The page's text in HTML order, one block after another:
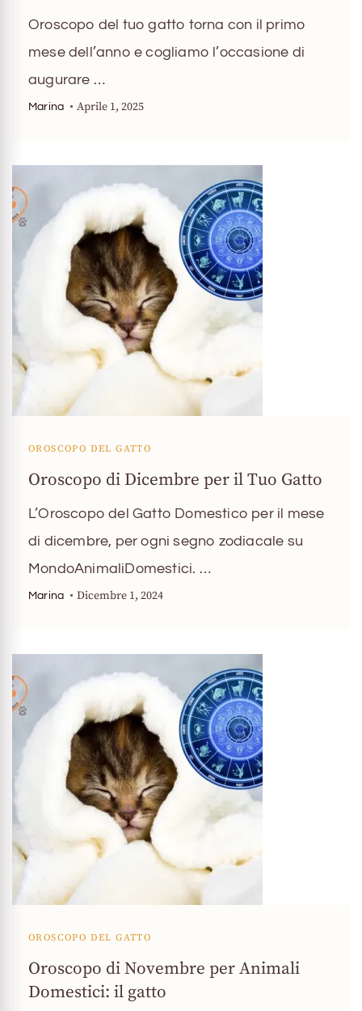
Oroscopo del tuo gatto torna con il primo
mese dell’anno e cogliamo l’occasione di
augurare …
Marina Aprile 1, 2025
OROSCOPO DEL GATTO
Oroscopo di Dicembre per il Tuo Gatto
L’Oroscopo del Gatto Domestico per il mese
di dicembre, per ogni segno zodiacale su
MondoAnimaliDomestici. …
Marina Dicembre 1, 2024
OROSCOPO DEL GATTO
Oroscopo di Novembre per Animali
Domestici: il gatto